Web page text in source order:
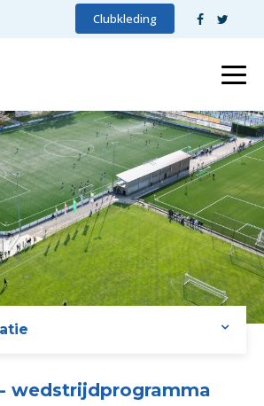
Clubkleding
- wedstrijdprogramma